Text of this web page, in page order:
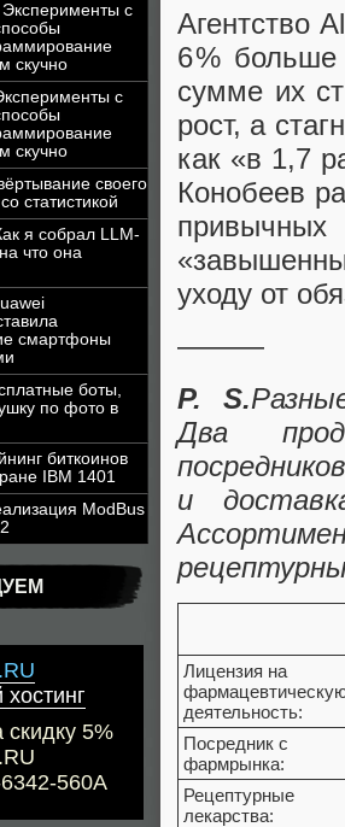
Эксперименты с
скучно
с
скучно
своего
статистикой
я собрал LLM-
что она
смартфоны
боты,
по фото в
биткоинов
IBM 1401
ModBus
5%
560A
Агентство
6 %
сумме их
рост, а
как «в 1,7
Конобеев
уходу от
———
P. S.
Два
и
Лицензия на
деятельность:
Посредник с
фармрынка:
Рецептурные
лекарства: